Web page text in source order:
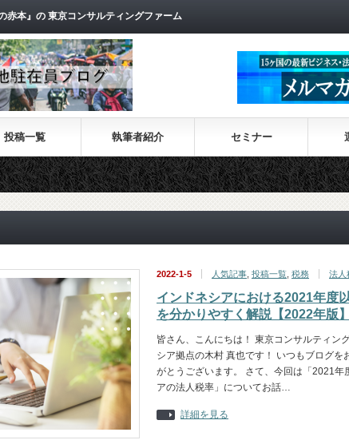
赤本』の 東京コンサルティングファーム
投稿一覧 執筆者紹介 セミナー
海
2022-1-5 人気記事 投稿一覧 税務 法人
インドネシアにおける2021年度
を分かりやすく解説【2022年版】
皆さん、こんにちは！ 東京コンサルティン
シア拠点の木村 真也です！ いつもブログを
がとうございます。 さて、今回は「2021年
アの法人税率」についてお話…
詳細を見る